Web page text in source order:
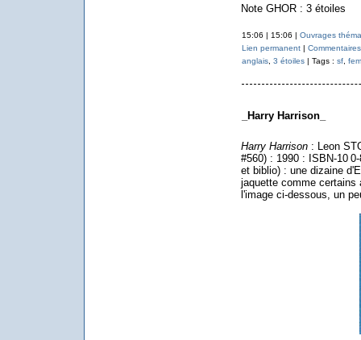
Note GHOR : 3 étoiles
15:06 | 15:06 | Ouvrages
Lien permanent|
anglais, 3 étoiles| Tags : sf,
_Harry Harrison_
Harry Harrison: Leon
#560) : 1990 : ISBN-10
et biblio) : une dizaine
jaquette comme certains
l'image ci-dessous, un